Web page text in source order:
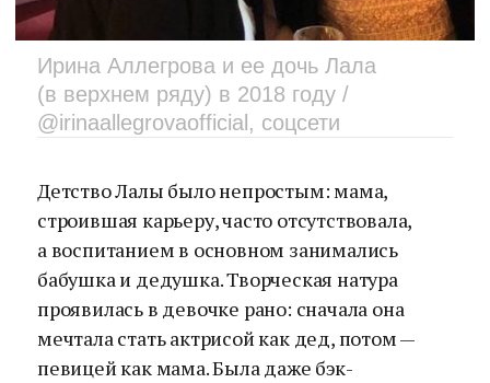
Ирина Аллегрова и ее дочь Лала
(в верхнем ряду) в 2018 году /
@irinaallegrovaofficial, соцсети
Детство Лалы было непростым: мама,
строившая карьеру, часто отсутствовала,
а воспитанием в основном занимались
бабушка и дедушка. Творческая натура
проявилась в девочке рано: сначала она
мечтала стать актрисой как дед, потом —
певицей как мама. Была даже бэк-